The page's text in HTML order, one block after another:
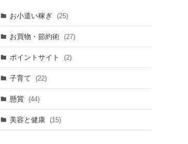
お小遣い稼ぎ (25)
お買物・節約術 (27)
ポイントサイト (2)
子育て (22)
懸賞 (44)
美容と健康 (15)